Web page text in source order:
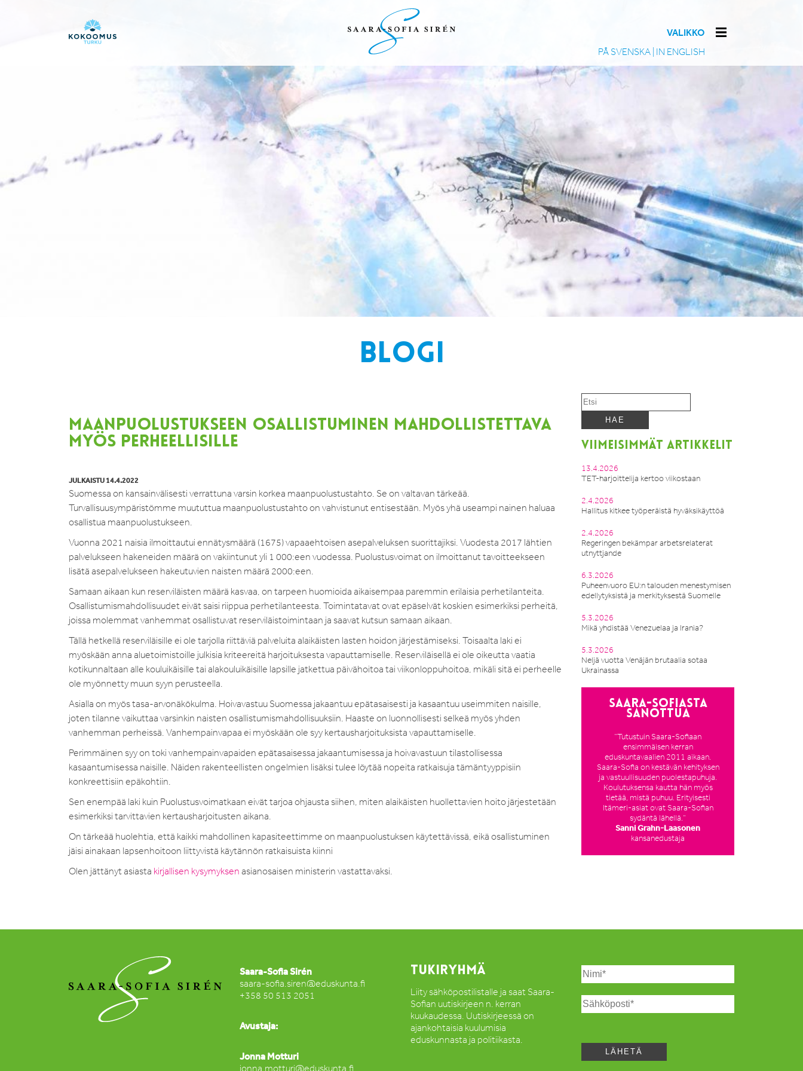
PÅ SVENSKA IN ENGLISH
VALIKKO
BLOGI
MAANPUOLUSTUKSEEN OSALLISTUMINEN MAHDOLLISTETTAVA
MYÖS PERHEELLISILLE
JULKAISTU 14.4.2022
Suomessa on kansainvälisesti verrattuna varsin korkea maanpuolustustahto. Se on valtavan tärkeää.
Turvallisuusympäristömme muututtua maanpuolustustahto on vahvistunut entisestään. Myös yhä useampi nainen haluaa
osallistua maanpuolustukseen.
Vuonna 2021 naisia ilmoittautui ennätysmäärä (1675) vapaaehtoisen asepalveluksen suorittajiksi. Vuodesta 2017 lähtien
palvelukseen hakeneiden määrä on vakiintunut yli 1 000:een vuodessa. Puolustusvoimat on ilmoittanut tavoitteekseen
lisätä asepalvelukseen hakeutuvien naisten määrä 2000:een.
Samaan aikaan kun reserviläisten määrä kasvaa, on tarpeen huomioida aikaisempaa paremmin erilaisia perhetilanteita.
Osallistumismahdollisuudet eivät saisi riippua perhetilanteesta. Toimintatavat ovat epäselvät koskien esimerkiksi perheitä,
joissa molemmat vanhemmat osallistuvat reserviläistoimintaan ja saavat kutsun samaan aikaan.
Tällä hetkellä reserviläisille ei ole tarjolla riittäviä palveluita alaikäisten lasten hoidon järjestämiseksi. Toisaalta laki ei
myöskään anna aluetoimistoille julkisia kriteereitä harjoituksesta vapauttamiselle. Reserviläisellä ei ole oikeutta vaatia
kotikunnaltaan alle kouluikäisille tai alakouluikäisille lapsille jatkettua päivähoitoa tai viikonloppuhoitoa, mikäli sitä ei perheelle
ole myönnetty muun syyn perusteella.
Asialla on myös tasa-arvonäkökulma. Hoivavastuu Suomessa jakaantuu epätasaisesti ja kasaantuu useimmiten naisille,
joten tilanne vaikuttaa varsinkin naisten osallistumismahdollisuuksiin. Haaste on luonnollisesti selkeä myös yhden
vanhemman perheissä. Vanhempainvapaa ei myöskään ole syy kertausharjoituksista vapauttamiselle.
Perimmäinen syy on toki vanhempainvapaiden epätasaisessa jakaantumisessa ja hoivavastuun tilastollisessa
kasaantumisessa naisille. Näiden rakenteellisten ongelmien lisäksi tulee löytää nopeita ratkaisuja tämäntyyppisiin
konkreettisiin epäkohtiin.
Sen enempää laki kuin Puolustusvoimatkaan eivät tarjoa ohjausta siihen, miten alaikäisten huollettavien hoito järjestetään
esimerkiksi tarvittavien kertausharjoitusten aikana.
On tärkeää huolehtia, että kaikki mahdollinen kapasiteettimme on maanpuolustuksen käytettävissä, eikä osallistuminen
jäisi ainakaan lapsenhoitoon liittyvistä käytännön ratkaisuista kiinni
Olen jättänyt asiasta kirjallisen kysymyksen asianosaisen ministerin vastattavaksi.
VIIMEISIMMÄT ARTIKKELIT
13.4.2026
TET-harjoittelija kertoo viikostaan
2.4.2026
Hallitus kitkee työperäistä hyväksikäyttöä
2.4.2026
Regeringen bekämpar arbetsrelaterat
utnyttjande
6.3.2026
Puheenvuoro EU:n talouden menestymisen
edellytyksistä ja merkityksestä Suomelle
5.3.2026
Mikä yhdistää Venezuelaa ja Irania?
5.3.2026
Neljä vuotta Venäjän brutaalia sotaa
Ukrainassa
Saara-Sofiasta
sanottua
”Tutustuin Saara-Sofiaan
ensimmäisen kerran
eduskuntavaalien 2011 aikaan.
Saara-Sofia on kestävän kehityksen
ja vastuullisuuden puolestapuhuja.
Koulutuksensa kautta hän myös
tietää, mistä puhuu. Erityisesti
Itämeri-asiat ovat Saara-Sofian
sydäntä lähellä.”
Sanni Grahn-Laasonen
kansanedustaja
Saara-Sofia Sirén
saara-sofia.siren@eduskunta.fi
+358 50 513 2051
Avustaja:
Jonna Motturi
jonna.motturi@eduskunta.fi
TUKIRYHMÄ
Liity sähköpostilistalle ja saat Saara-
Sofian uutiskirjeen n. kerran
kuukaudessa. Uutiskirjeessä on
ajankohtaisia kuulumisia
eduskunnasta ja politiikasta.